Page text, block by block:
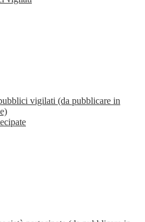
vigilati (da pubblicare in